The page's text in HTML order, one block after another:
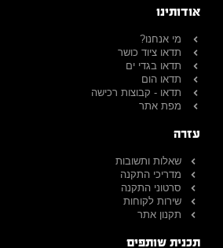
אודותינו
מי אנחנו?
תדאו ציוד כושר
תדאו בגדי ים
תדאו הום
תדאו - קבוצות רכישה
מפת אתר
עזרה
שאלות ותשובות
מדריכי התקנה
סרטוני התקנה
שירות לקוחות
תקנון אתר
תכנית שותפים